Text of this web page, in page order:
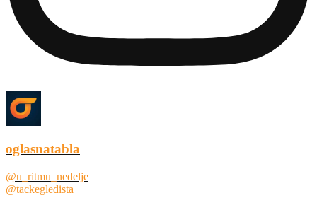
oglasnatabla
@u_ritmu_nedelje
@tackegledista